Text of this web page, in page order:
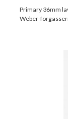
Primary 36mm
Weber-